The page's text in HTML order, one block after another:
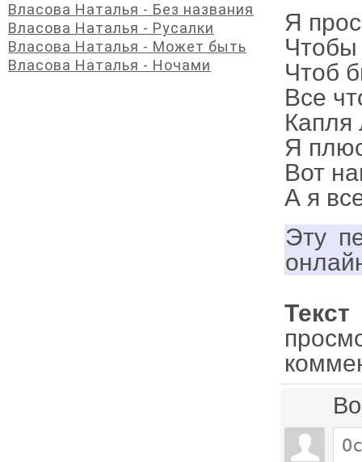
Я
Чтобы
Чтоб
Все
Капля
Я
Вот
А я
Эту
Власова Наталья - Без названия
Власова Наталья - Русалки
Власова Наталья - Может быть
Власова Наталья - Ночами